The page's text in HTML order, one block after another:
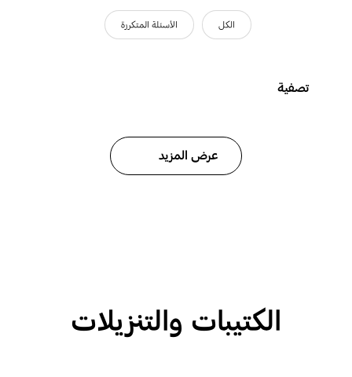
الكل الأسئلة المتكررة
تصفية
عرض المزيد
الكتيبات والتنزيلات